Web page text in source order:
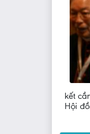
kết
Hội